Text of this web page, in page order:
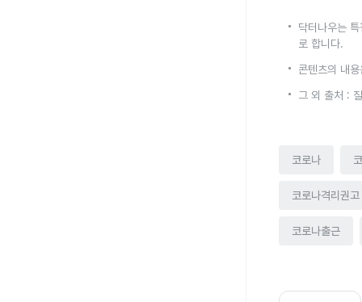
닥터나우는
로 합니다.
콘텐츠의 내
그 외 출처 :
코로나
코로나격리권고
코로나출근